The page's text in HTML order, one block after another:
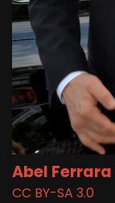
Abel Ferrara
CC BY-SA 3.0